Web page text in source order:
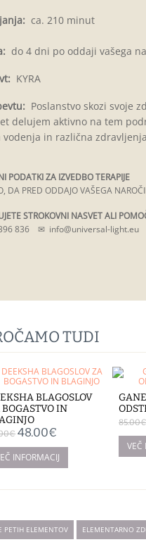
ca. 210 minut
do 4 dni po oddaji vašega
KYRA
Poslanstvo skozi svoje
delujem aktivno na tem
vodenja in različna
PODATKI ZA IZVEDBO TERAPIJE
DA PRED ODDAJO VAŠEGA
STROKOVNI NASVET ALI
836 ✉ info@universal-light.eu
TUDI
BLAGOSLOV
IN
48.00€
85.00€
PETIH ELEMENTOV ELEMENTARNO